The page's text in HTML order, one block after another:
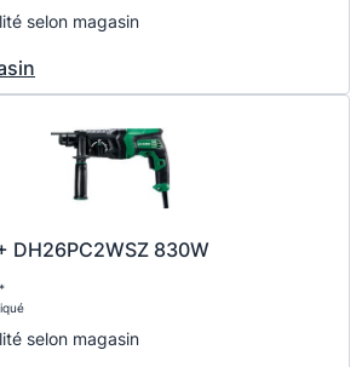
selon magasin
DH26PC2WSZ 830W
selon magasin